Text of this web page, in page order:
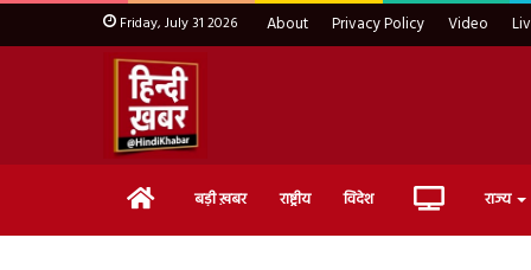
Friday, July 31 2026 About Privacy Policy Video
Home बड़ी ख़बर राष्ट्रीय विदेश Live राज्य